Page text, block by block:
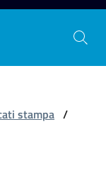
stampa /